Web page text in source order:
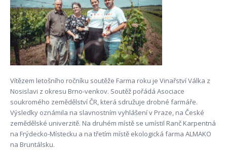
Vítězem letošního ročníku soutěže Farma roku je Vinařství Válka z
Nosislavi z okresu Brno-venkov. Soutěž pořádá Asociace
soukromého zemědělství ČR, která sdružuje drobné farmáře.
Výsledky oznámila na slavnostním vyhlášení v Praze, na České
zemědělské univerzitě. Na druhém místě se umístil Ranč Karpentná
na Frýdecko-Místecku a na třetím místě ekologická farma ALMAKO
na Bruntálsku.